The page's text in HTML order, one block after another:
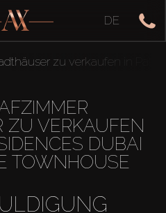
DE
zu verkaufen in
ZU VERKAUFEN
DUBAI
TOWNHOUSE